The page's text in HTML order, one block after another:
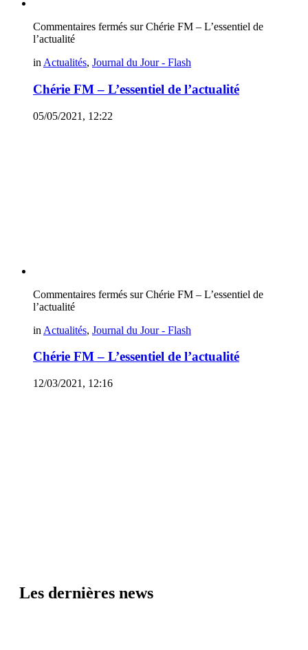
Commentaires fermés sur Chérie FM – L’essentiel de
l’actualité
in Actualités, Journal du Jour - Flash
Chérie FM – L’essentiel de l’actualité
05/05/2021, 12:22
Commentaires fermés sur Chérie FM – L’essentiel de
l’actualité
in Actualités, Journal du Jour - Flash
Chérie FM – L’essentiel de l’actualité
12/03/2021, 12:16
Les dernières news